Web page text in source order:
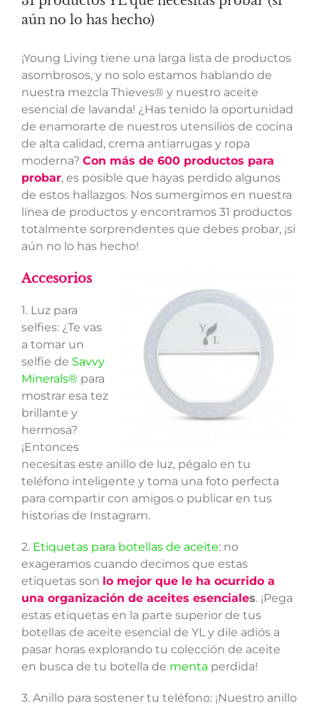
aún no lo has hecho)
¡Young Living tiene una larga lista de productos
asombrosos, y no solo estamos hablando de
nuestra mezcla Thieves® y nuestro aceite
esencial de lavanda! ¿Has tenido la oportunidad
de enamorarte de nuestros utensilios de cocina
de alta calidad, crema antiarrugas y ropa
moderna? Con más de 600 productos para
probar, es posible que hayas perdido algunos
de estos hallazgos. Nos sumergimos en nuestra
línea de productos y encontramos 31 productos
totalmente sorprendentes que debes probar, ¡si
aún no lo has hecho!
Accesorios
1. Luz para
selfies: ¿Te vas
a tomar un
selfie de Savvy
Minerals®para
mostrar esa tez
brillante y
hermosa?
¡Entonces
necesitas este anillo de luz, pégalo en tu
teléfono inteligente y toma una foto perfecta
para compartir con amigos o publicar en tus
historias de Instagram.
2. Etiquetas para botellas de aceite: no
exageramos cuando decimos que estas
etiquetas son lo mejor que le ha ocurrido a
una organización de aceites esenciales. ¡Pega
estas etiquetas en la parte superior de tus
botellas de aceite esencial de YL y dile adiós a
pasar horas explorando tu colección de aceite
en busca de tu botella de menta perdida!
3. Anillo para sostener tu teléfono: ¡Nuestro anillo